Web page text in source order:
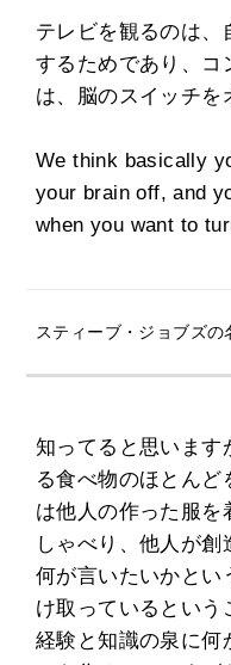
テレビを観るのは、
するためであり、コ
は、脳のスイッチを
We think basically
your brain off, and
when you want to
スティーブ・ジョブズの
知ってると思います
る食べ物のほとんど
は他人の作った服を
しゃべり、他人が創
何が言いたいかとい
け取っているという
経験と知識の泉に何